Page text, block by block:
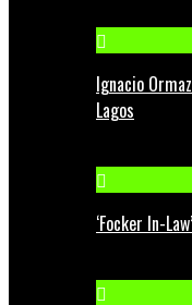
Ignacio
Lagos
‘Focker In-